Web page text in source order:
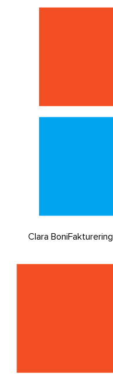
Clara BoniFakturering